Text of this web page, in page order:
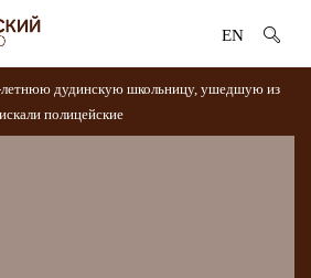
EN
дудинскую школьницу, ушедшую из
полицейские